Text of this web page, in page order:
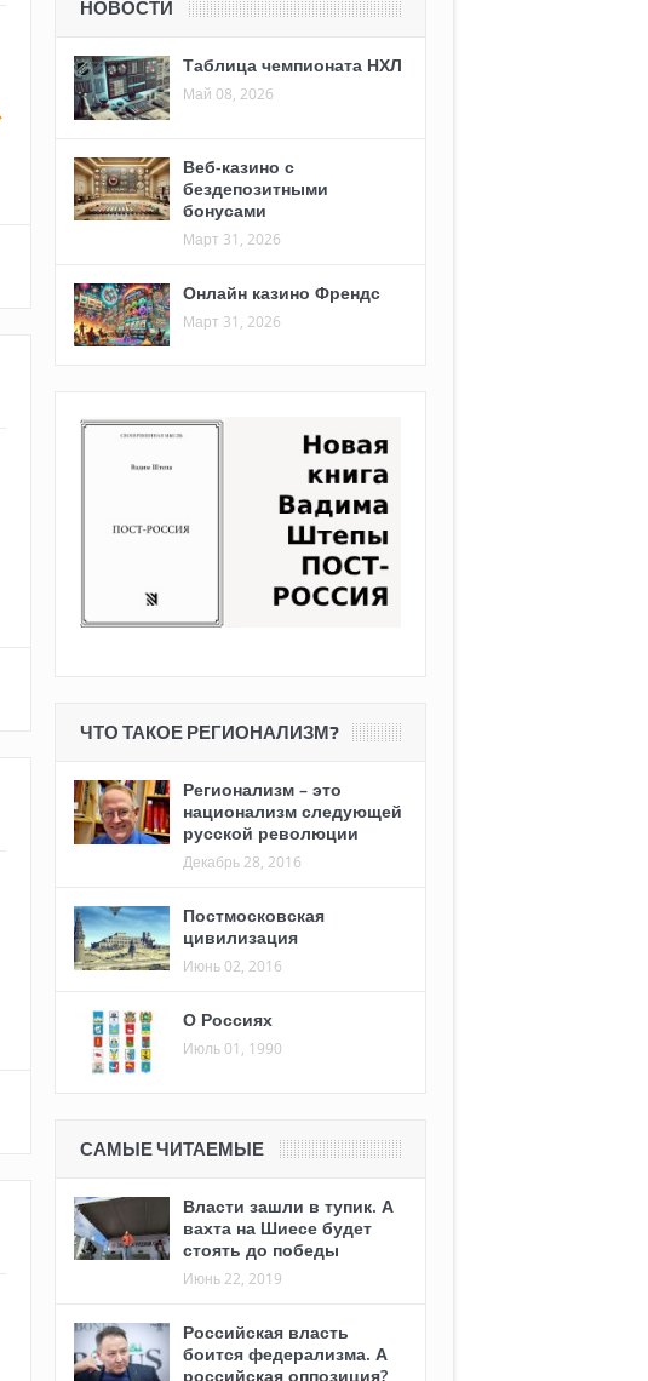
НОВОСТИ
Таблица чемпионата НХЛ
Май 08, 2026
Веб-казино с
бездепозитными
бонусами
Март 31, 2026
Онлайн казино Френдс
Март 31, 2026
ЧТО ТАКОЕ РЕГИОНАЛИЗМ?
Регионализм – это
национализм следующей
русской революции
Декабрь 28, 2016
Постмосковская
цивилизация
Июнь 02, 2016
О Россиях
Июль 01, 1990
САМЫЕ ЧИТАЕМЫЕ
Власти зашли в тупик. А
вахта на Шиесе будет
стоять до победы
Июнь 22, 2019
Российская власть
боится федерализма. А
российская оппозиция?